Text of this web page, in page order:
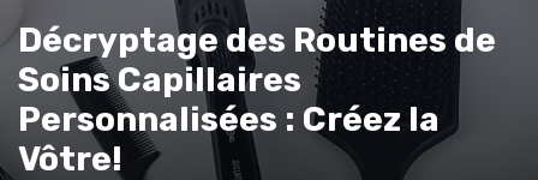
Décryptage des Routines de
Soins Capillaires
Personnalisées : Créez la
Vôtre!